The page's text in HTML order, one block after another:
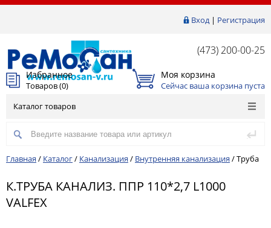
Вход| Регистрация
(473) 200-00-25
Избранное
Товаров (0)
Моя корзина
Сейчас ваша корзина пуста
Каталог товаров
Главная / Каталог/ Канализация / Внутренняя канализация /Труба
К.ТРУБА КАНАЛИЗ. ППР 110*2,7 L1000
VALFEX